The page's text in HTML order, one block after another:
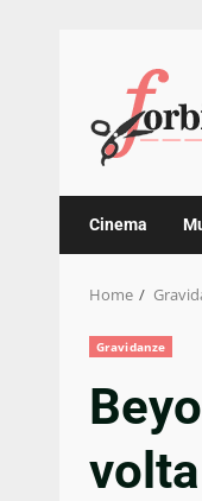
content
Cinema
Home
Gravidanze
volta